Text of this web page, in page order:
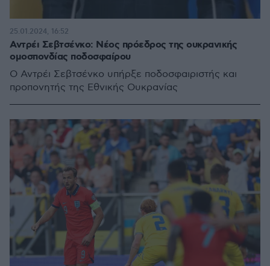
Αντρέι Σεβτσένκο: Νέος πρόεδρος της ουκρανικής
ομοσπονδίας ποδοσφαίρου
Ο Αντρέι Σεβτσένκο υπήρξε ποδοσφαιριστής και
προπονητής της Εθνικής Ουκρανίας
25.01.2024, 16:52